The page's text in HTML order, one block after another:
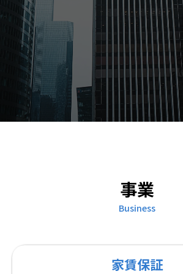
事業
Business
家賃保証